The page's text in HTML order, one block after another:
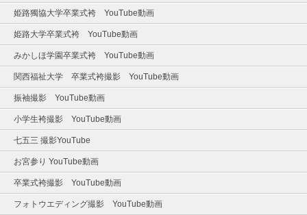
姫路獨協大学卒業式袴 YouTube動画
姫路大学卒業式袴 YouTube動画
みかしほ学園卒業式袴 YouTube動画
関西福祉大学 卒業式袴撮影 YouTube動画
振袖撮影 YouTube動画
小学生袴撮影 YouTube動画
七五三 撮影YouTube
お宮参り YouTube動画
卒業式袴撮影 YouTube動画
フォトウエディング撮影 YouTube動画